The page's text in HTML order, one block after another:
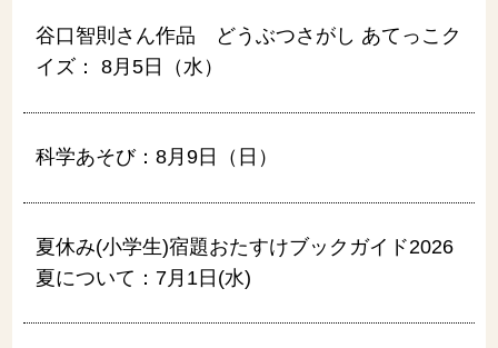
谷口智則さん作品 どうぶつさがし あてっこク
イズ： 8月5日（水）
科学あそび：8月9日（日）
夏休み(小学生)宿題おたすけブックガイド2026
夏について：7月1日(水)